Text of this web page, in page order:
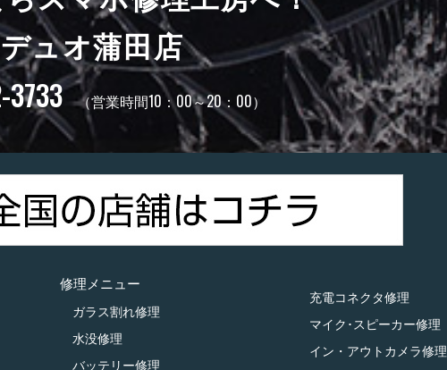
ュオ蒲田店
（営業時間10：00～20：00）
修理メニュー
ガラス割れ修理
水没修理
バッテリー修理
充電コネクタ修理
マイク･スピーカー修理
イン・アウトカメラ修理